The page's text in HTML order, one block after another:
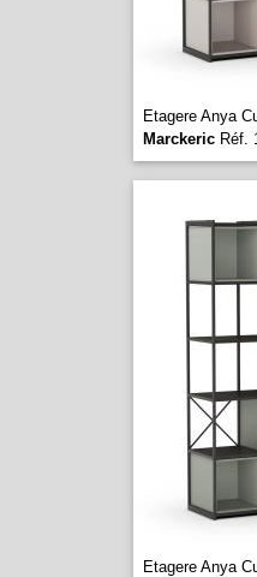
Etagere Anya
MarckericRéf.
Etagere Anya